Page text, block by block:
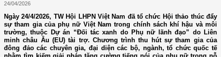
24/04/2026
Ngày 24/4/2026, TW Hội LHPN Việt Nam đã tổ chức Hội thảo thúc đẩy
sự tham gia của phụ nữ Việt Nam trong chính sách khí hậu và môi
trường, thuộc Dự án “Đối tác xanh do Phụ nữ lãnh đạo” do Liên
minh châu Âu (EU) tài trợ. Chương trình thu hút sự tham gia của
đông đảo các chuyên gia, đại diện các bộ, ngành, tổ chức quốc tế